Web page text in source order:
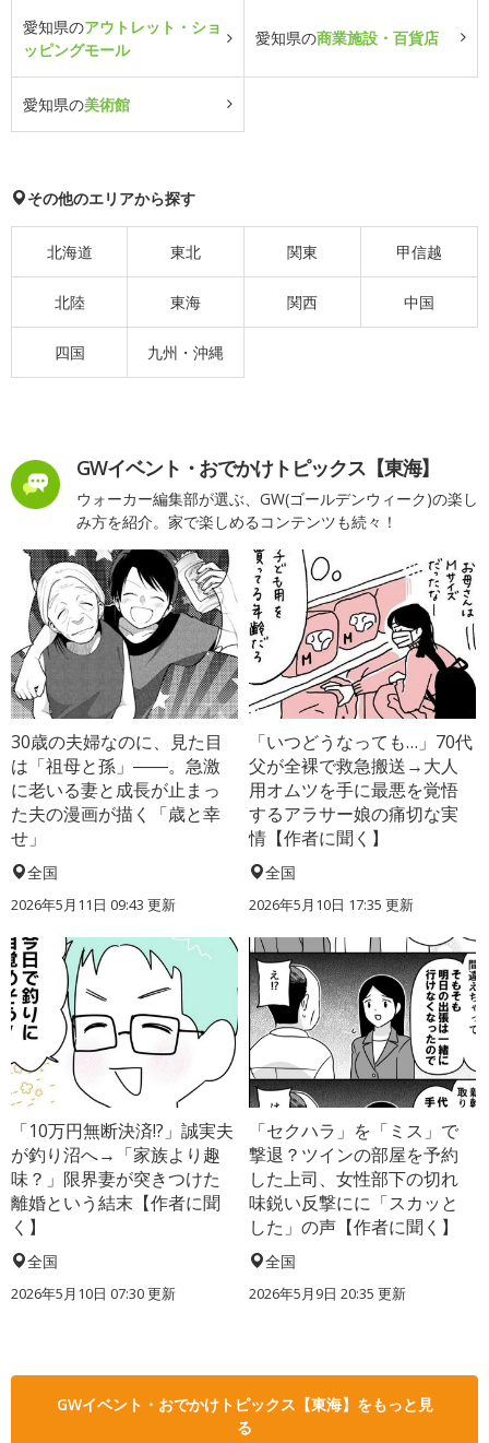
愛知県のアウトレット・ショ
ッピングモール
愛知県の商業施設・百貨店
愛知県の美術館
その他のエリアから探す
北海道 東北 関東 甲信越
北陸 東海 関西 中国
四国 九州・沖縄
GWイベント・おでかけトピックス【東海】
ウォーカー編集部が選ぶ、GW(ゴールデンウィーク)の楽し
み方を紹介。家で楽しめるコンテンツも続々！
30歳の夫婦なのに、見た目
は「祖母と孫」――。急激
に老いる妻と成長が止まっ
た夫の漫画が描く「歳と幸
せ」
全国
2026年5月11日 09:43 更新
「いつどうなっても…」70代
父が全裸で救急搬送→大人
用オムツを手に最悪を覚悟
するアラサー娘の痛切な実
情【作者に聞く】
全国
2026年5月10日 17:35 更新
「10万円無断決済!?」誠実夫
が釣り沼へ→「家族より趣
味？」限界妻が突きつけた
離婚という結末【作者に聞
く】
全国
2026年5月10日 07:30 更新
「セクハラ」を「ミス」で
撃退？ツインの部屋を予約
した上司、女性部下の切れ
味鋭い反撃にに「スカッと
した」の声【作者に聞く】
全国
2026年5月9日 20:35 更新
GWイベント・おでかけトピックス【東海】をもっと見
る